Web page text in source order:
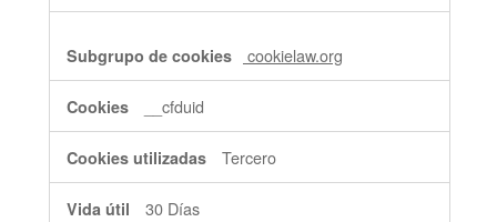
cookielaw.org
__cfduid
Tercero
30 Días